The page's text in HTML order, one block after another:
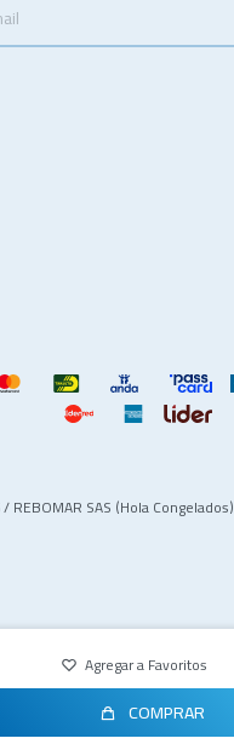
COMPRAR
SAS (Hola Congelados)